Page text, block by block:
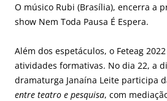
O músico Rubi (Brasília), encerra a
show Nem Toda Pausa É Espera.
Além dos espetáculos, o Feteag
atividades formativas. No dia 22, a
dramaturga Janaína Leite participa
entre teatro e pesquisa, com